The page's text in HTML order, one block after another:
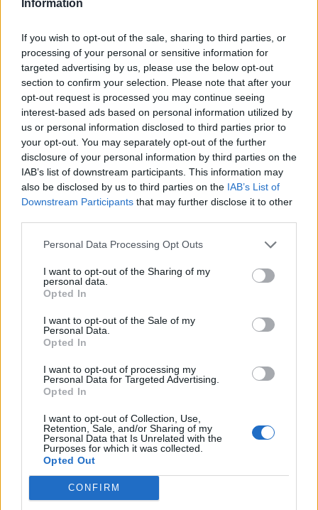
Information
If you wish to opt-out of the sale, sharing to third parties, or
processing of your personal or sensitive information for
targeted advertising by us, please use the below opt-out
section to confirm your selection. Please note that after your
opt-out request is processed you may continue seeing
interest-based ads based on personal information utilized by
us or personal information disclosed to third parties prior to
your opt-out. You may separately opt-out of the further
disclosure of your personal information by third parties on the
IAB’s list of downstream participants. This information may
also be disclosed by us to third parties on the IAB’s List of
Downstream Participants that may further disclose it to other
Personal Data Processing Opt Outs
I want to opt-out of the Sharing of my
personal data.
Opted In
I want to opt-out of the Sale of my
Personal Data.
Opted In
I want to opt-out of processing my
Personal Data for Targeted Advertising.
Opted In
I want to opt-out of Collection, Use,
Retention, Sale, and/or Sharing of my
Personal Data that Is Unrelated with the
Purposes for which it was collected.
Opted Out
CONFIRM
όνομα της συγχώνευσης του ανθρώπου με τα
ρομπότ.
«Αυτό το αυτί δεν είναι για μένα. Έχω δύο αυτιά
που είναι μια χαρά. Θέλω ο κόσμος να ακούει ότι
ακούω εγώ όπου και αν βρίσκομαι. Δεν θεωρώ
ακόμα ενδιαφέρον το project. Για μένα θα γίνει
ενδιαφέρον μόνο όταν ολοκληρωθεί»,
δήλωσε σε
μία από τις πολλές συνεντεύξεις που έχει δώσει,
ενώ μιλώντας στο CNN αναφέρει «
performance artist με συναρπάζει η ιδέα του μετα-
ανθρώπου, η ιδέα του cyborg, το τι σημαίνει να μην
εξαρτάται πια το σώμα σου από την βιολογία».